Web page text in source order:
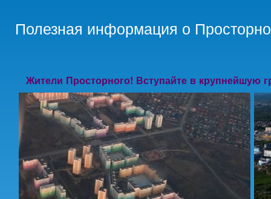
Полезная информация о
Жители Просторного! Вступайте в крупнейшую